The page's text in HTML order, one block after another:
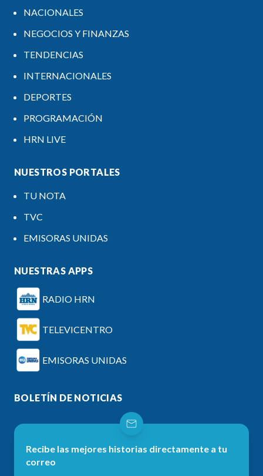
NACIONALES
NEGOCIOS Y FINANZAS
TENDENCIAS
INTERNACIONALES
DEPORTES
PROGRAMACIÓN
HRN LIVE
NUESTROS PORTALES
TU NOTA
TVC
EMISORAS UNIDAS
NUESTRAS APPS
RADIO HRN
TELEVICENTRO
EMISORAS UNIDAS
BOLETÍN DE NOTICIAS
Recibe las mejores historias directamente a tu
correo